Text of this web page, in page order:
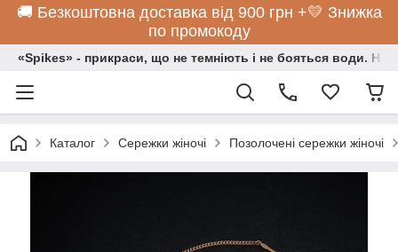
🚚 Безкоштовна доставка від 900 грн +💛 Знижка
по промокоду
«Spikes» - прикраси, що не темніють і не бояться води.
Каталог Сережки жіночі Позолочені сережки жіночі